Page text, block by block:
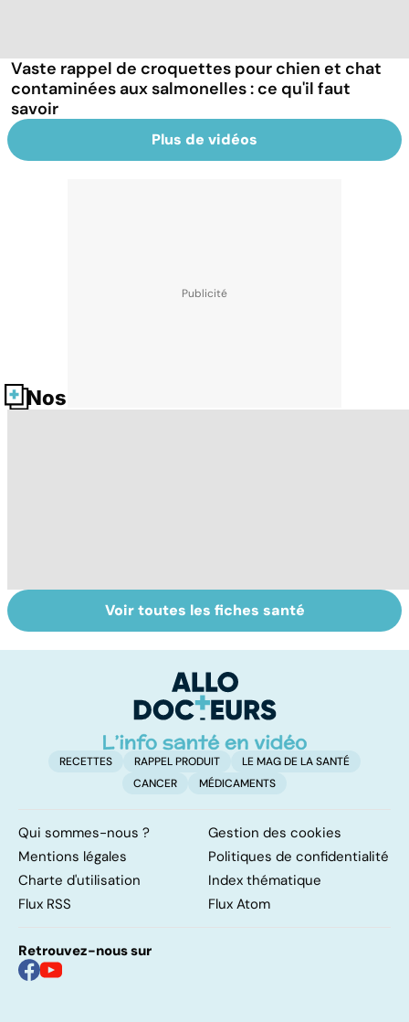
Vaste rappel de croquettes pour chien et chat
contaminées aux salmonelles : ce qu'il faut
savoir
Plus de vidéos
Nos fiches santé
Tout savoir sur
les infections
Inflammation des
amygdales : que
d'angine ?
Voir toutes les fiches santé
RECETTES RAPPEL PRODUIT
LE MAG DE LA SANTÉ
CANCER
MÉDICAMENTS
Qui sommes-nous ?
Gestion des cookies
Mentions légales
Politiques de confidentialité
Charte d'utilisation
Index thématique
Flux RSS
Flux Atom
Retrouvez-nous sur